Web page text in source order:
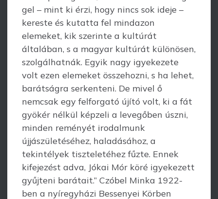
gel – mint ki érzi, hogy nincs sok ideje –
kereste és kutatta fel mindazon
elemeket, kik szerinte a kultúrát
általában, s a magyar kultúrát különösen,
szolgál­hatnák. Egyik nagy igyekezete
volt ezen elemeket összehozni, s ha lehet,
barátságra serkenteni. De mivel ő
nemcsak egy felforgató újító volt, ki a fát
gyökér nélkül képzeli a levegőben úszni,
minden reményét irodalmunk
újjászületéséhez, haladásá­hoz, a
tekintélyek tiszteletéhez fűzte. Ennek
kifejezést adva, Jókai Mór köré igyeke­zett
gyűjteni barátait.” Czóbel Minka 1922-
ben a nyíregyházi Bessenyei Körben